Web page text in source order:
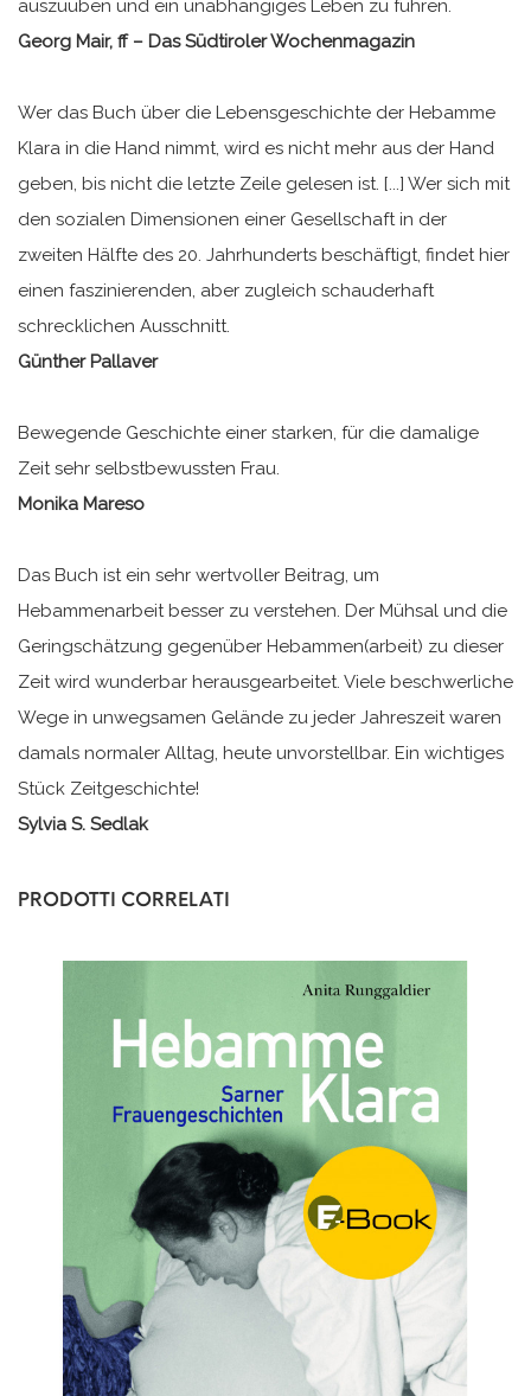
auszuüben und ein unabhängiges Leben zu führen.
Georg Mair, ff – Das Südtiroler Wochenmagazin
Wer das Buch über die Lebensgeschichte der Hebamme
Klara in die Hand nimmt, wird es nicht mehr aus der Hand
geben, bis nicht die letzte Zeile gelesen ist. [...] Wer sich mit
den sozialen Dimensionen einer Gesellschaft in der
zweiten Hälfte des 20. Jahrhunderts beschäftigt, findet hier
einen faszinierenden, aber zugleich schauderhaft
schrecklichen Ausschnitt.
Günther Pallaver
Bewegende Geschichte einer starken, für die damalige
Zeit sehr selbstbewussten Frau.
Monika Mareso
Das Buch ist ein sehr wertvoller Beitrag, um
Hebammenarbeit besser zu verstehen. Der Mühsal und die
Geringschätzung gegenüber Hebammen(arbeit) zu dieser
Zeit wird wunderbar herausgearbeitet. Viele beschwerliche
Wege in unwegsamen Gelände zu jeder Jahreszeit waren
damals normaler Alltag, heute unvorstellbar. Ein wichtiges
Stück Zeitgeschichte!
Sylvia S. Sedlak
PRODOTTI CORRELATI